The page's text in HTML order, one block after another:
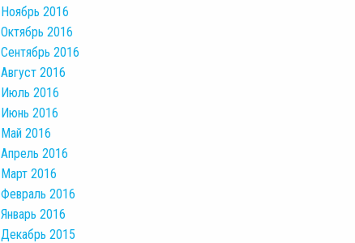
Ноябрь 2016
Октябрь 2016
Сентябрь 2016
Август 2016
Июль 2016
Июнь 2016
Май 2016
Апрель 2016
Март 2016
Февраль 2016
Январь 2016
Декабрь 2015